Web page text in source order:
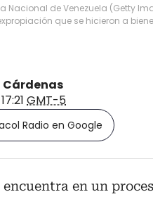
Nacional de Venezuela (Getty
que se hicieron a
Cárdenas
GMT-5
Radio en Google
encuentra en un